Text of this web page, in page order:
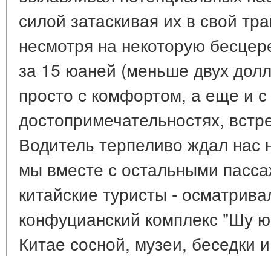
силой затаскивая их в свой
несмотря на некоторую
за 15 юаней (меньше двух
просто с комфортом, а еще и с
достопримечательностях,
Водитель терпеливо ждал нас
мы вместе с остальными
китайские туристы -
конфуцианский комплекс "Шу
Китае сосной, музеи, беседки